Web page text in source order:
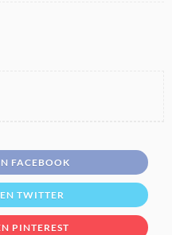
FACEBOOK
TWITTER
PINTEREST